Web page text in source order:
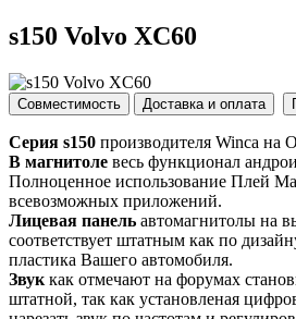
s150 Volvo XC60
Совместимость Доставка и оплата
Серия s150 производителя Winca на
В магнитоле весь функционал
Полноценное использование Плей
всевозможных приложений.
Лицевая панель автомагнитолы на
соответствует штатным как по
пластика Вашего автомобиля.
Звук как отмечают на форумах
штатной, так как установленая